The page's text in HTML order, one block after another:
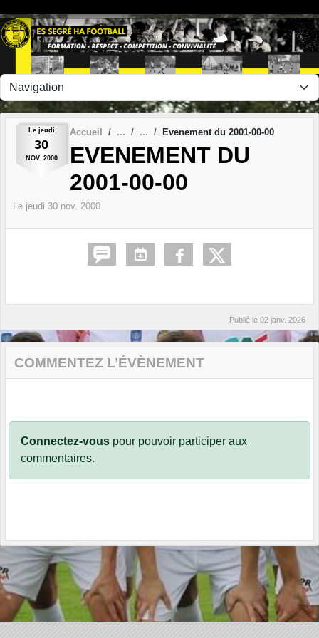
Le jeudi
30
NOV. 2000
Accueil Evenement du 2001-00-00
EVENEMENT DU
2001-00-00
Le jeudi 30 nov. 2000
Publié le 02 janv. 2026
COMMENTEZ L’ÉVÈNEMENT
Connectez-vous pour pouvoir participer aux
commentaires.